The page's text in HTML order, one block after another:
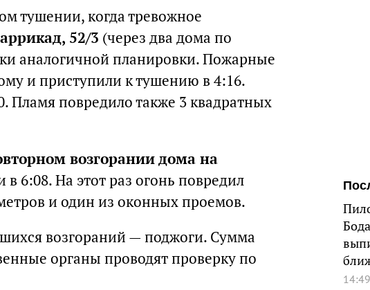
тушении, когда тревожное
52/3 (через два дома по
аналогичной планировки. Пожарные
и приступили к тушению в 4:16.
Пламя повредило также 3 квадратных
возгорании дома на
6:08. На этот раз огонь повредил
и один из оконных проемов.
возгораний — поджоги. Сумма
органы проводят проверку по
14:49